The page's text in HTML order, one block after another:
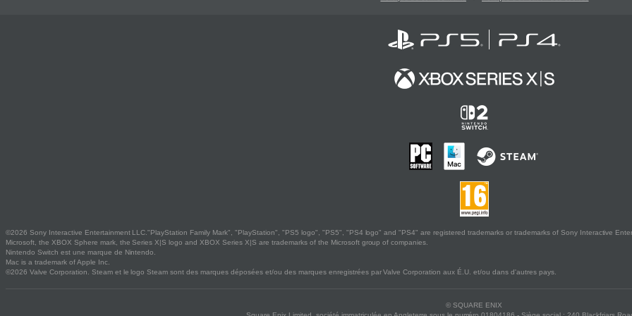
©2026 Sony Interactive Entertainment LLC."PlayStation Family Mark", "PlayStation", "PS5 logo", "PS5", "PS4 logo" and "PS4" are registered trademarks or trademarks of Sony Interactive
Microsoft, the XBOX Sphere mark, the Series X|S logo and XBOX Series X|S are trademarks of the Microsoft group of companies.
Nintendo Switch est une marque de Nintendo.
Mac is a trademark of Apple Inc.
©2026 Valve Corporation. Steam et le logo Steam sont des marques déposées et/ou des marques enregistrées par Valve Corporation aux É.U. et/ou dans d'autres pays.
© SQUARE ENIX